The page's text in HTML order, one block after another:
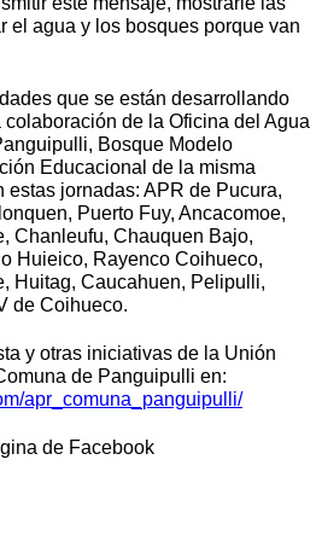
el agua y los bosques porque van
que se están desarrollando
de la Oficina del Agua
Bosque Modelo
Educacional de la misma
jornadas: APR de Pucura,
Puerto Fuy, Ancacomoe,
Chanleufu, Chauquen Bajo,
Huieico, Rayenco Coihueco,
Huitag, Caucahuen, Pelipulli,
de Coihueco.
y otras iniciativas de la Unión
de Panguipulli en:
apr_comuna_panguipulli/
de Facebook